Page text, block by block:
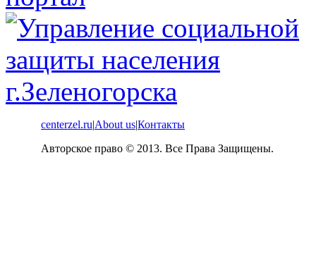
centerzel.ru|About us|Контакты
Авторское право © 2013. Все Права Защищены.